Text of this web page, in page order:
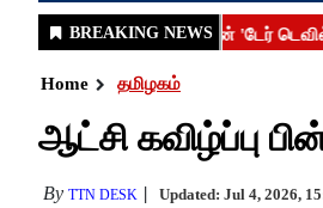
Home தமிழகம்
ஆட்சி கவிழ்ப்பு
By TTN DESK Updated: Jul 4, 2026,